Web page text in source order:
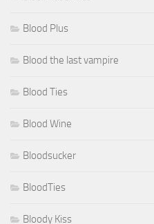
Blood Plus
Blood the last vampire
Blood Ties
Blood Wine
Bloodsucker
BloodTies
Bloody Kiss